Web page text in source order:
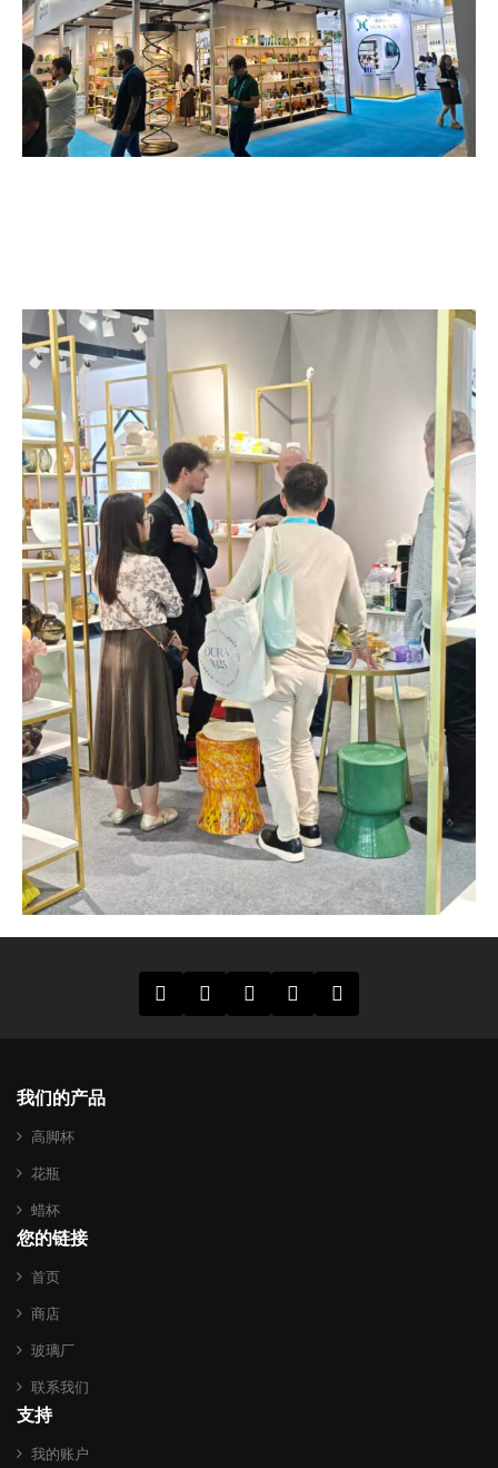
我们的产品
高脚杯
花瓶
蜡杯
您的链接
首页
商店
玻璃厂
联系我们
支持
我的账户